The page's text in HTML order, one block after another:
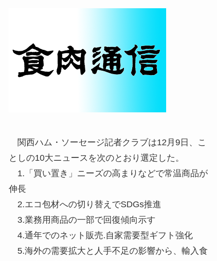
関西ハム・ソーセージ記者クラブは12月9日、こ
としの10大ニュースを次のとおり選定した。
1.「買い置き」ニーズの高まりなどで常温商品が
伸長
2.エコ包材への切り替えでSDGs推進
3.業務用商品の一部で回復傾向示す
4.通年でのネット販売.自家需要型ギフト強化
5.海外の需要拡大と人手不足の影響から、輸入食